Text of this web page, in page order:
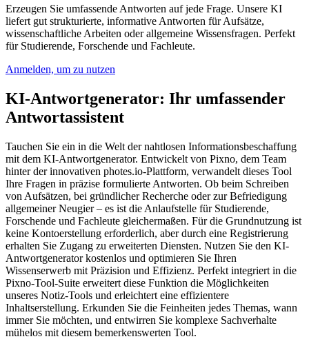
Erzeugen Sie umfassende Antworten auf jede Frage. Unsere KI
liefert gut strukturierte, informative Antworten für Aufsätze,
wissenschaftliche Arbeiten oder allgemeine Wissensfragen. Perfekt
für Studierende, Forschende und Fachleute.
Anmelden, um zu nutzen
KI-Antwortgenerator: Ihr umfassender
Antwortassistent
Tauchen Sie ein in die Welt der nahtlosen Informationsbeschaffung
mit dem KI-Antwortgenerator. Entwickelt von Pixno, dem Team
hinter der innovativen photes.io-Plattform, verwandelt dieses Tool
Ihre Fragen in präzise formulierte Antworten. Ob beim Schreiben
von Aufsätzen, bei gründlicher Recherche oder zur Befriedigung
allgemeiner Neugier – es ist die Anlaufstelle für Studierende,
Forschende und Fachleute gleichermaßen. Für die Grundnutzung ist
keine Kontoerstellung erforderlich, aber durch eine Registrierung
erhalten Sie Zugang zu erweiterten Diensten. Nutzen Sie den KI-
Antwortgenerator kostenlos und optimieren Sie Ihren
Wissenserwerb mit Präzision und Effizienz. Perfekt integriert in die
Pixno-Tool-Suite erweitert diese Funktion die Möglichkeiten
unseres Notiz-Tools und erleichtert eine effizientere
Inhaltserstellung. Erkunden Sie die Feinheiten jedes Themas, wann
immer Sie möchten, und entwirren Sie komplexe Sachverhalte
mühelos mit diesem bemerkenswerten Tool.